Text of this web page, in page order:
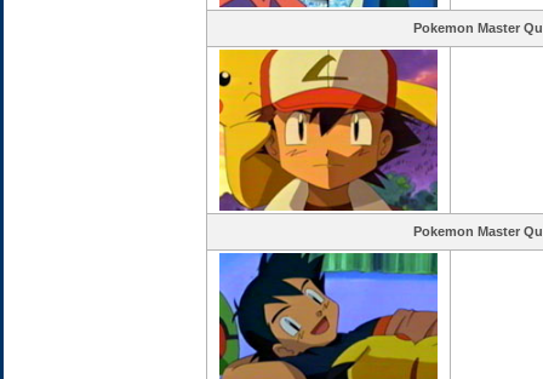
Pokemon Master
Pokemon Master